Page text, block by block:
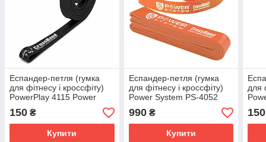
Еспандер-петля (гумка
для фітнесу і кроссфіту)
PowerPlay 4115 Power
Band Чорна (2-7kg)
150 ₴
Купити
Еспандер-петля (гумка
для фітнесу і кроссфіту)
Power System PS-4052
CrossFit Level 2 Orange
(опір 10-35 кг)
990₴
Купити
для
150